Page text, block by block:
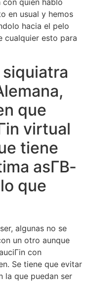
en usual y hemos
hacia el pelo
cualquier esto para
que
virtual
tiene
asГ­В­
que
algunas no se
un otro aunque
con
Se tiene que evitar
la que puedan ser